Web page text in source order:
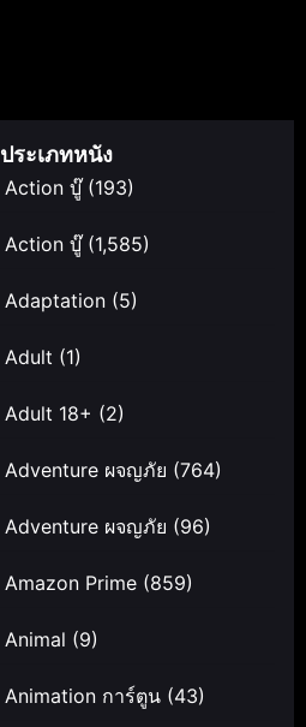
ประเภทหนัง
Action บู๊(193)
Action บู๊(1,585)
Adaptation (5)
Adult (1)
Adult 18+ (2)
Adventure ผจญภัย (764)
Adventure ผจญภัย (96)
Amazon Prime (859)
Animal (9)
Animation การ์ตูน (43)